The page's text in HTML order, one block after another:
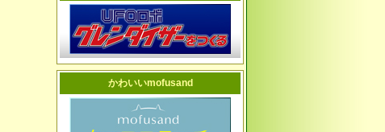
かわいいmofusand